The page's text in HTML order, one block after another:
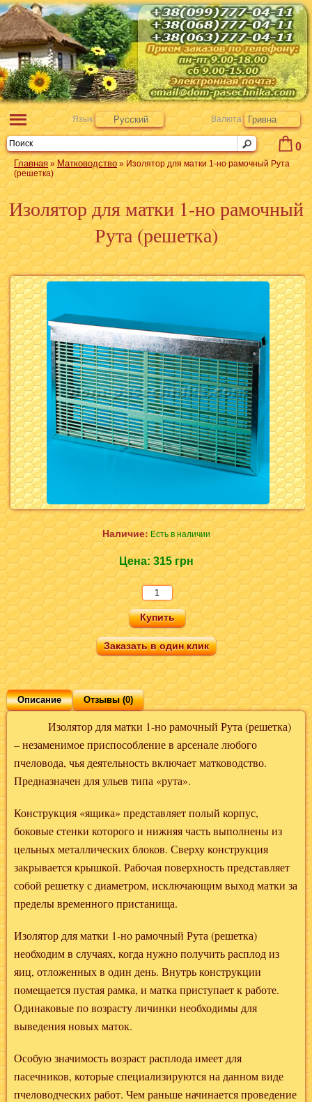
0
Язык Русский Валюта Гривна
Главная» Матководство » Изолятор для матки 1-но рамочный Рута
(решетка)
Изолятор для матки 1-но рамочный
Рута (решетка)
Наличие: Есть в наличии
Цена: 315 грн
Заказать в один клик
Описание Отзывы (0)
Изолятор для матки 1-но рамочный Рута (решетка)
– незаменимое приспособление в арсенале любого
пчеловода, чья деятельность включает матководство.
Предназначен для ульев типа «рута».
Конструкция «ящика» представляет полый корпус,
боковые стенки которого и нижняя часть выполнены из
цельных металлических блоков. Сверху конструкция
закрывается крышкой. Рабочая поверхность представляет
собой решетку с диаметром, исключающим выход матки за
пределы временного пристанища.
Изолятор для матки 1-но рамочный Рута (решетка)
необходим в случаях, когда нужно получить расплод из
яиц, отложенных в один день. Внутрь конструкции
помещается пустая рамка, и матка приступает к работе.
Одинаковые по возрасту личинки необходимы для
выведения новых маток.
Особую значимость возраст расплода имеет для
пасечников, которые специализируются на данном виде
пчеловодческих работ. Чем раньше начинается проведение